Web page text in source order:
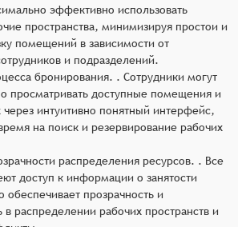
эффективно использовать
пространства, минимизируя простои и
помещений в зависимости от
и подразделений.
бронирования. . Сотрудники могут
просматривать доступные помещения и
через интуитивно понятный интерфейс,
на поиск и резервирование рабочих
распределения ресурсов. . Все
доступ к информации о занятости
прозрачность и
в распределении рабочих пространств и